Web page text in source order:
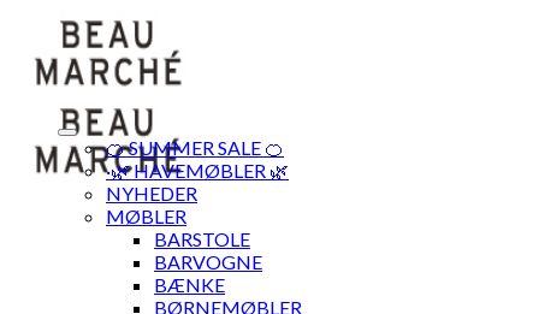
content
🍊 SUMMER SALE 🍊
·🌿 HAVEMØBLER 🌿
NYHEDER
MØBLER
BARSTOLE
BARVOGNE
BÆNKE
BØRNEMØBLER